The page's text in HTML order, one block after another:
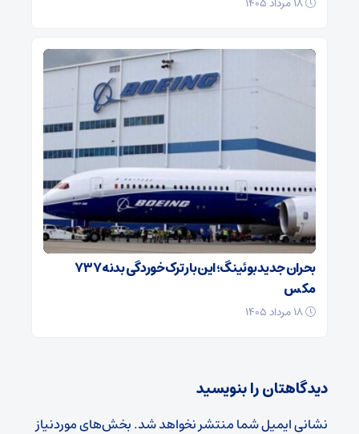
بحران جدید بوئینگ؛ این بار ترک‌خوردگی بدنه ۷۳۷
مکس
دیدگاهتان را بنویسید
نشانی ایمیل شما منتشر نخواهد شد.بخش‌های موردنیاز